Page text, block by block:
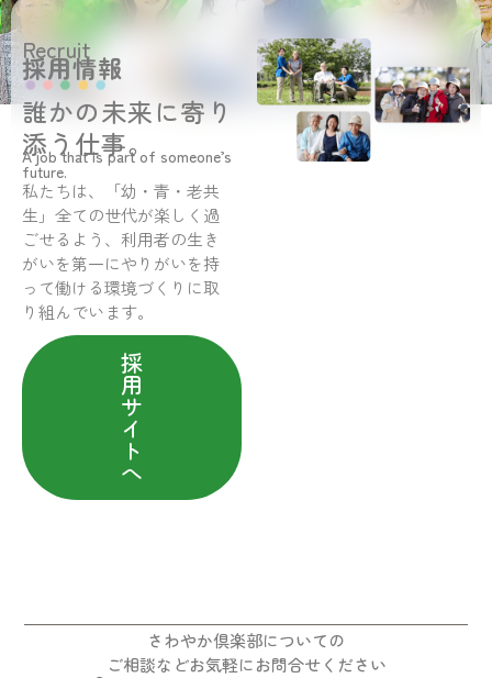
Recruit
採用情報
誰かの未来に寄り
添う仕事。
A job that is part of someone’s
future.
私たちは、「幼・青・老共
生」全ての世代が楽しく過
ごせるよう、利用者の生き
がいを第一にやりがいを持
って働ける環境づくりに取
り組んでいます。
採
用
サ
イ
ト
へ
さわやか倶楽部についての
ご相談などお気軽にお問合せください